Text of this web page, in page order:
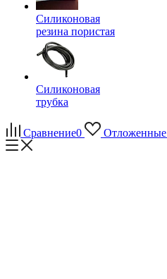
Силиконовая
резина пористая
Силиконовая
трубка
Сравнение0 Отложенные